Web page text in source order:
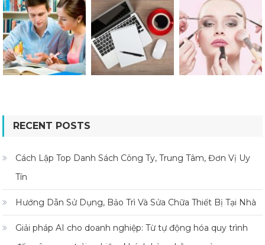
RECENT POSTS
Cách Lập Top Danh Sách Công Ty, Trung Tâm, Đơn Vị Uy
Tín
Hướng Dẫn Sử Dụng, Bảo Trì Và Sửa Chữa Thiết Bị Tại Nhà
Giải pháp AI cho doanh nghiệp: Từ tự động hóa quy trình